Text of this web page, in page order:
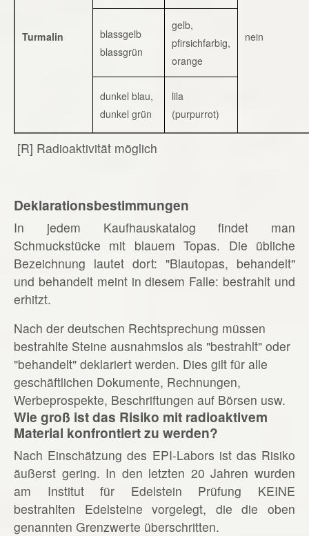
Turmalin nein
blassgelb
blassgrün
gelb,
pfirsichfarbig,
orange
dunkel blau,
dunkel grün
lila
(purpurrot)
[R] Radioaktivität möglich
Deklarationsbestimmungen
In jedem Kaufhauskatalog findet man
Schmuckstücke mit blauem Topas. Die übliche
Bezeichnung lautet dort: "Blautopas, behandelt"
und behandelt meint in diesem Falle: bestrahlt und
erhitzt.
Nach der deutschen Rechtsprechung müssen
bestrahlte Steine ausnahmslos als "bestrahlt" oder
"behandelt" deklariert werden. Dies gilt für alle
geschäftlichen Dokumente, Rechnungen,
Werbeprospekte, Beschriftungen auf Börsen usw.
Wie groß ist das Risiko mit radioaktivem
Material konfrontiert zu werden?
Nach Einschätzung des EPI-Labors ist das Risiko
äußerst gering. In den letzten 20 Jahren wurden
am Institut für Edelstein Prüfung KEINE
bestrahlten Edelsteine vorgelegt, die die oben
genannten Grenzwerte überschritten.